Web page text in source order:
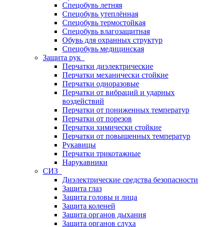
Спецобувь летняя
Спецобувь утеплённая
Спецобувь термостойкая
Спецобувь влагозащитная
Обувь для охранных структур
Спецобувь медицинская
Защита рук
Перчатки диэлектрические
Перчатки механически стойкие
Перчатки одноразовые
Перчатки от вибраций и ударных
воздействий
Перчатки от пониженных температур
Перчатки от порезов
Перчатки химически стойкие
Перчатки от повышенных температур
Рукавицы
Перчатки трикотажные
Нарукавники
СИЗ
Диэлектрические средства безопасности
Защита глаз
Защита головы и лица
Защита коленей
Защита органов дыхания
Защита органов слуха